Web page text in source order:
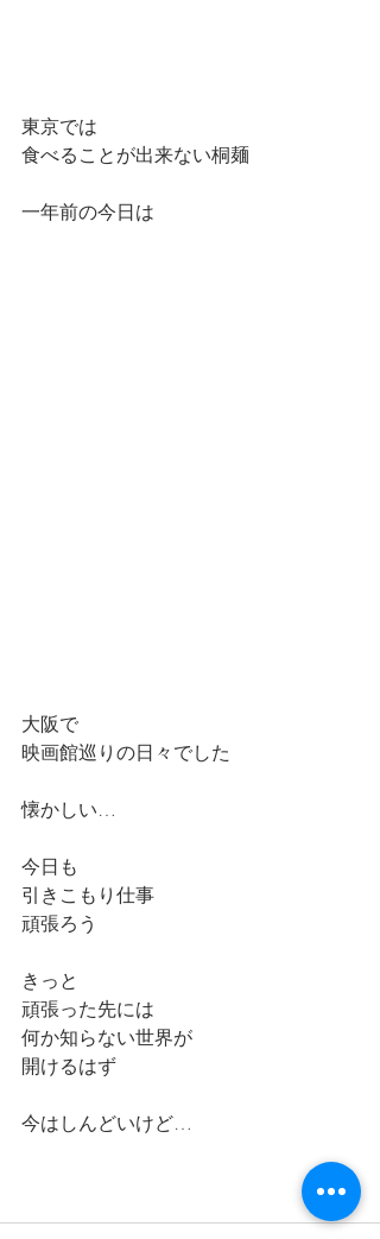
東京では
食べることが出来ない桐麺
一年前の今日は
大阪で
映画館巡りの日々でした
懐かしい…
今日も
引きこもり仕事
頑張ろう
きっと
頑張った先には
何か知らない世界が
開けるはず
今はしんどいけど…